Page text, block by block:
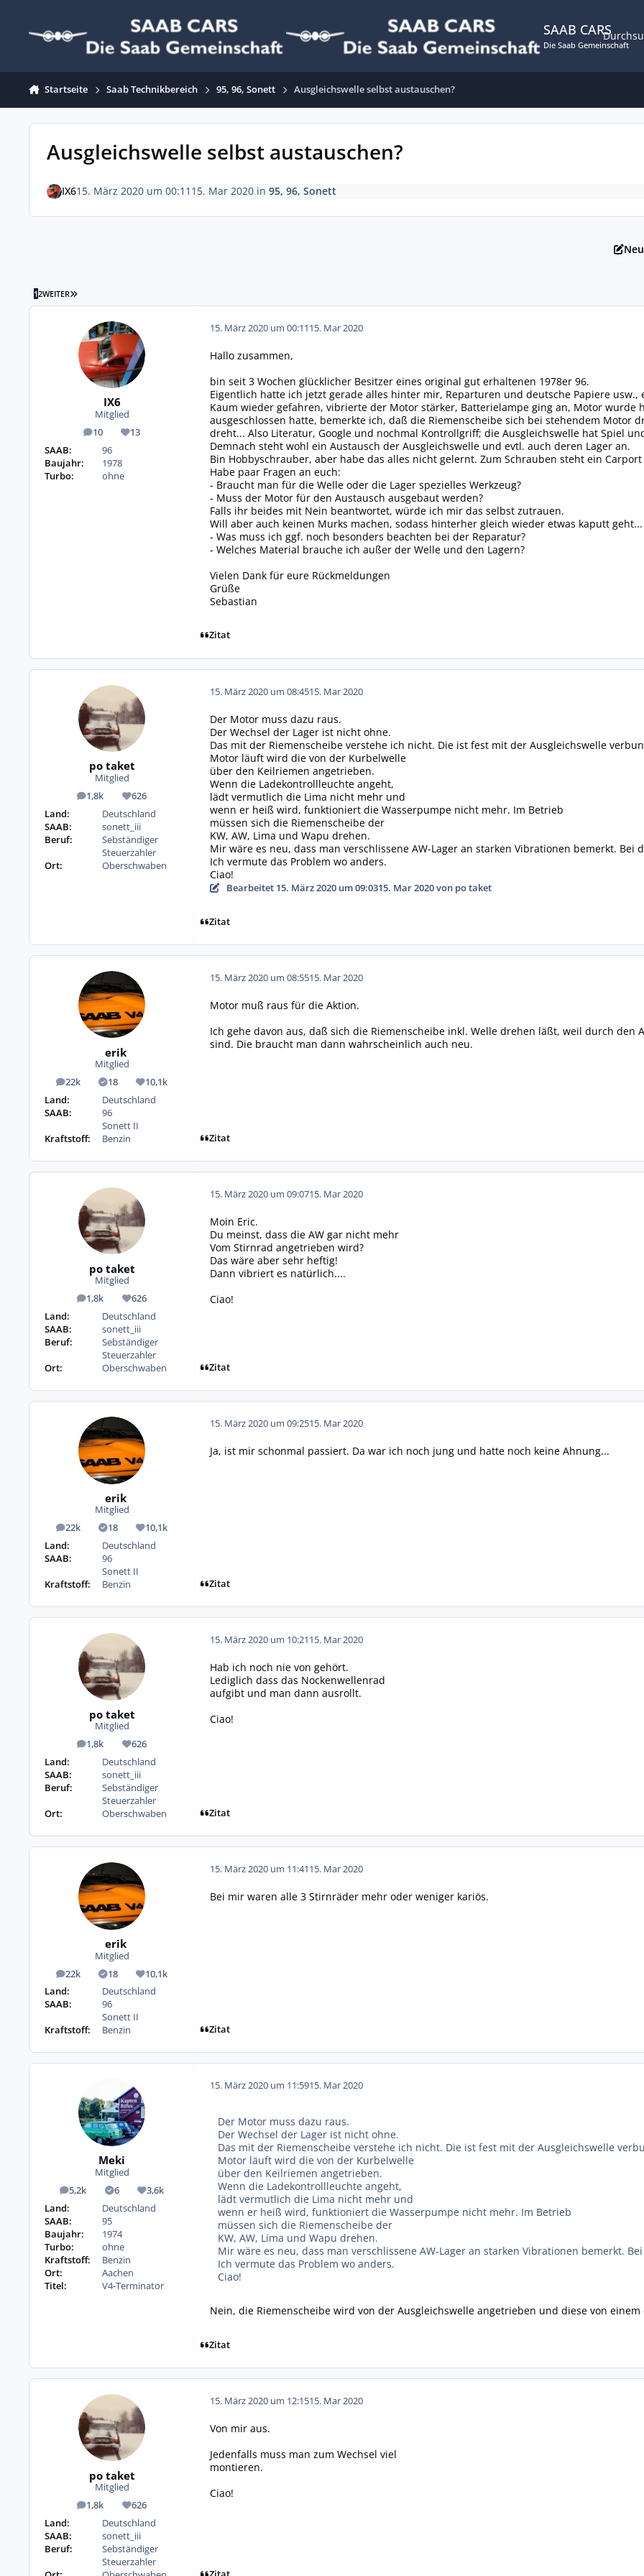
SAAB CARS
Die Saab Gemeinschaft
Startseite Saab Technikbereich 95, 96, Sonett Ausgleichswelle selbst austauschen?
Ausgleichswelle selbst austauschen?
IX615. März 2020 um 00:11 15. Mar 2020in 95, 96, Sonett
12WEITER LETZTE SEITE
IX6
Mitglied
10
Beiträge 13
Reputation
SAAB:
96
Baujahr:
1978
Turbo:
ohne
15. März 2020 um 00:1115. Mar 2020
Hallo zusammen,
bin seit 3 Wochen glücklicher Besitzer eines original gut erhaltenen 1978er 96.
Eigentlich hatte ich jetzt gerade alles hinter mir, Reparturen und deutsche Papiere
Kaum wieder gefahren, vibrierte der Motor stärker, Batterielampe ging an, Motor wurde
ausgeschlossen hatte, bemerkte ich, daß die Riemenscheibe sich bei stehendem Motor
dreht... Also Literatur, Google und nochmal Kontrollgriff; die Ausgleichswelle hat Spiel
Demnach steht wohl ein Austausch der Ausgleichswelle und evtl. auch deren Lager an.
Bin Hobbyschrauber, aber habe das alles nicht gelernt. Zum Schrauben steht ein
Habe paar Fragen an euch:
- Braucht man für die Welle oder die Lager spezielles Werkzeug?
- Muss der Motor für den Austausch ausgebaut werden?
Falls ihr beides mit Nein beantwortet, würde ich mir das selbst zutrauen.
Will aber auch keinen Murks machen, sodass hinterher gleich wieder etwas kaputt geht...
- Was muss ich ggf. noch besonders beachten bei der Reparatur?
- Welches Material brauche ich außer der Welle und den Lagern?
Vielen Dank für eure Rückmeldungen
Grüße
Sebastian
Zitat
po taket
Mitglied
1,8k
Beiträge 626
Reputation
Land:
Deutschland
SAAB:
sonett_iii
Beruf:
Sebständiger
Steuerzahler
Ort:
Oberschwaben
15. März 2020 um 08:4515. Mar 2020
Der Motor muss dazu raus.
Der Wechsel der Lager ist nicht ohne.
Das mit der Riemenscheibe verstehe ich nicht. Die ist fest mit der Ausgleichswelle
Motor läuft wird die von der Kurbelwelle
über den Keilriemen angetrieben.
Wenn die Ladekontrollleuchte angeht,
lädt vermutlich die Lima nicht mehr und
wenn er heiß wird, funktioniert die Wasserpumpe nicht mehr. Im Betrieb
müssen sich die Riemenscheibe der
KW, AW, Lima und Wapu drehen.
Mir wäre es neu, dass man verschlissene AW-Lager an starken Vibrationen bemerkt.
Ich vermute das Problem wo anders.
Ciao!
Bearbeitet 15. März 2020 um 09:0315. Mar 2020von po taket
Zitat
erik
Mitglied
22k
Beiträge 18
Lösungen10,1k
Reputation
Land:
Deutschland
SAAB:
96
Sonett II
Kraftstoff:
Benzin
15. März 2020 um 08:5515. Mar 2020
Motor muß raus für die Aktion.
Ich gehe davon aus, daß sich die Riemenscheibe inkl. Welle drehen läßt, weil durch den
sind. Die braucht man dann wahrscheinlich auch neu.
Zitat
po taket
Mitglied
1,8k
Beiträge 626
Reputation
Land:
Deutschland
SAAB:
sonett_iii
Beruf:
Sebständiger
Steuerzahler
Ort:
Oberschwaben
15. März 2020 um 09:0715. Mar 2020
Moin Eric.
Du meinst, dass die AW gar nicht mehr
Vom Stirnrad angetrieben wird?
Das wäre aber sehr heftig!
Dann vibriert es natürlich....
Ciao!
Zitat
erik
Mitglied
22k
Beiträge 18
Lösungen10,1k
Reputation
Land:
Deutschland
SAAB:
96
Sonett II
Kraftstoff:
Benzin
15. März 2020 um 09:2515. Mar 2020
Ja, ist mir schonmal passiert. Da war ich noch jung und hatte noch keine Ahnung...
Zitat
po taket
Mitglied
1,8k
Beiträge 626
Reputation
Land:
Deutschland
SAAB:
sonett_iii
Beruf:
Sebständiger
Steuerzahler
Ort:
Oberschwaben
15. März 2020 um 10:2115. Mar 2020
Hab ich noch nie von gehört.
Lediglich dass das Nockenwellenrad
aufgibt und man dann ausrollt.
Ciao!
Zitat
erik
Mitglied
22k
Beiträge 18
Lösungen10,1k
Reputation
Land:
Deutschland
SAAB:
96
Sonett II
Kraftstoff:
Benzin
15. März 2020 um 11:4115. Mar 2020
Bei mir waren alle 3 Stirnräder mehr oder weniger kariös.
Zitat
Meki
Mitglied
5,2k
Beiträge 6
Lösungen3,6k
Reputation
Land:
Deutschland
SAAB:
95
Baujahr:
1974
Turbo:
ohne
Kraftstoff:
Benzin
Ort:
Aachen
Titel:
V4-Terminator
15. März 2020 um 11:5915. Mar 2020
Der Motor muss dazu raus.
Der Wechsel der Lager ist nicht ohne.
Das mit der Riemenscheibe verstehe ich nicht. Die ist fest mit der Ausgleichswelle
Motor läuft wird die von der Kurbelwelle
über den Keilriemen angetrieben.
Wenn die Ladekontrollleuchte angeht,
lädt vermutlich die Lima nicht mehr und
wenn er heiß wird, funktioniert die Wasserpumpe nicht mehr. Im Betrieb
müssen sich die Riemenscheibe der
KW, AW, Lima und Wapu drehen.
Mir wäre es neu, dass man verschlissene AW-Lager an starken Vibrationen bemerkt.
Ich vermute das Problem wo anders.
Ciao!
Nein, die Riemenscheibe wird von der Ausgleichswelle angetrieben und diese von
Zitat
po taket
Mitglied
1,8k
Beiträge 626
Reputation
Land:
Deutschland
SAAB:
sonett_iii
Beruf:
Sebständiger
Steuerzahler
15. März 2020 um 12:1515. Mar 2020
Von mir aus.
Jedenfalls muss man zum Wechsel viel
montieren.
Ciao!